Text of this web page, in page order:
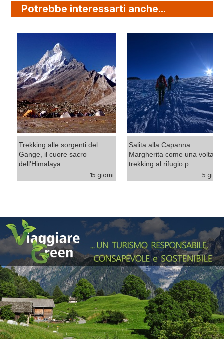
Potrebbe interessarti anche...
Trekking alle sorgenti del
Gange, il cuore sacro
dell'Himalaya
15 giorni
Salita alla Capanna
Margherita come una volta:
trekking al rifugio p...
5 giorni